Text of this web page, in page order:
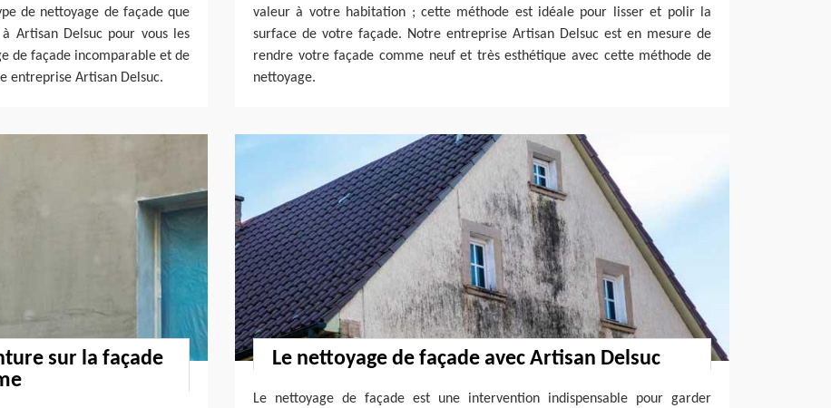
de nettoyage de façade que
Artisan Delsuc pour vous les
de façade incomparable et de
entreprise Artisan Delsuc.
valeur à votre habitation ; cette méthode est idéale pour lisser et polir la
surface de votre façade. Notre entreprise Artisan Delsuc est en mesure de
rendre votre façade comme neuf et très esthétique avec cette méthode de
nettoyage.
sur la façade
Le nettoyage de façade avec Artisan Delsuc
Le nettoyage de façade est une intervention indispensable pour garder